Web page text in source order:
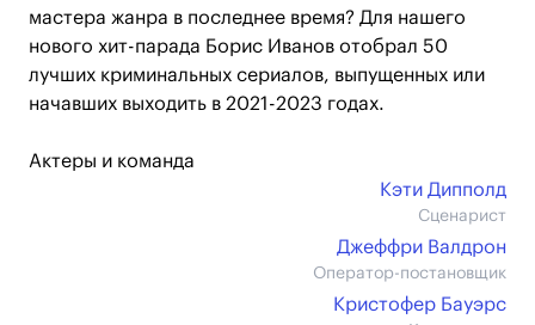
мастера жанра в последнее время? Для нашего
нового хит-парада Борис Иванов отобрал 50
лучших криминальных сериалов, выпущенных или
начавших выходить в 2021-2023 годах.
Актеры и команда
Кэти Дипполд
Сценарист
Джеффри Валдрон
Оператор-постановщик
Кристофер Бауэрс